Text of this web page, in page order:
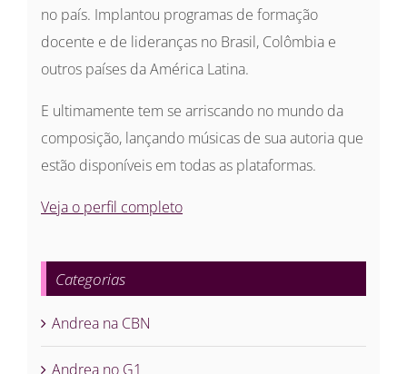
no país. Implantou programas de formação
docente e de lideranças no Brasil, Colômbia e
outros países da América Latina.
E ultimamente tem se arriscando no mundo da
composição, lançando músicas de sua autoria que
estão disponíveis em todas as plataformas.
Veja o perfil completo
Categorias
Andrea na CBN
Andrea no G1